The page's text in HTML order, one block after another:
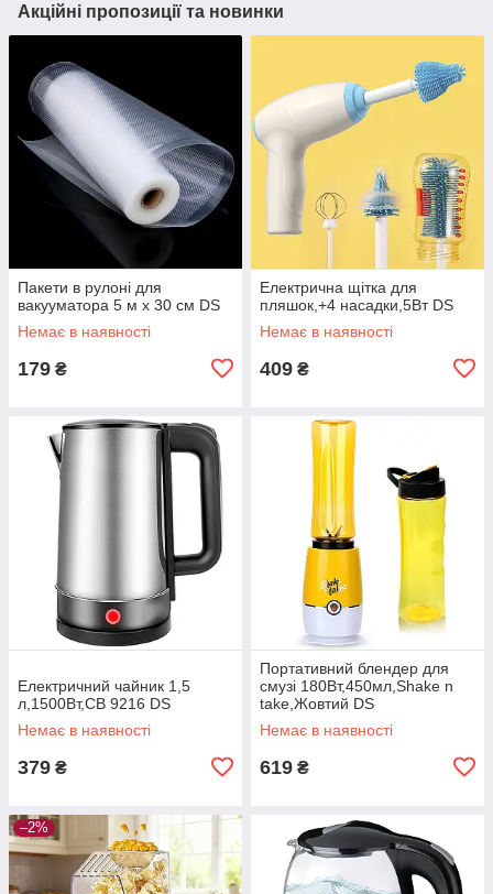
Акційні пропозиції та новинки
Пакети в рулоні для
вакууматора 5 м х 30 см DS
Немає в наявності
179 ₴
Електрична щітка для
пляшок,+4 насадки,5Вт DS
Немає в наявності
409 ₴
Електричний чайник 1,5
л,1500Вт,СВ 9216 DS
Немає в наявності
379 ₴
Портативний блендер для
смузі 180Вт,450мл,Shake n
take,Жовтий DS
Немає в наявності
619 ₴
–2%